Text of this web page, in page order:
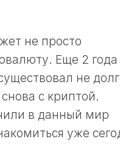
не просто
Еще 2 года
не
с криптой.
в данный мир
уже